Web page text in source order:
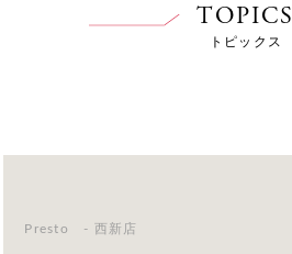
TOPICS
トピックス
Presto - 西新店